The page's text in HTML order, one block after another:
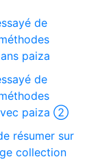
de
paiza
de
paiza ②
résumer sur
collection